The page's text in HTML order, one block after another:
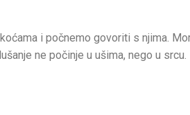
i počnemo govoriti s njima.
ne počinje u ušima, nego u